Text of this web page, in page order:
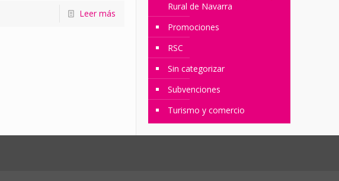
Leer más
Rural de Navarra
Promociones
RSC
Sin categorizar
Subvenciones
Turismo y comercio